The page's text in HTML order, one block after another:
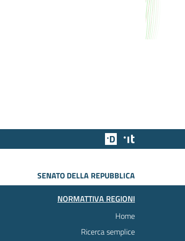
Team Digitale
SENATO DELLA REPUBBLICA
NORMATTIVA REGIONI
Home
Ricerca semplice